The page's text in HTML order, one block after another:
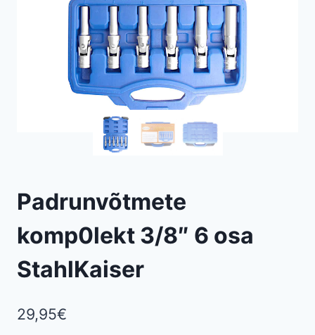
Padrunvõtmete
komp0lekt 3/8″ 6 osa
StahlKaiser
29,95€